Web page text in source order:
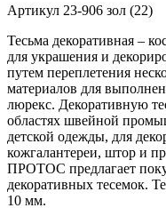
Артикул 23-906 зол (22)
Тесьма декоративная –
для украшения и
путем переплетения
материалов для
люрекс. Декоративную
областях швейной
детской одежды, для
кожгалантереи, штор и
ПРОТОС предлагает
декоративных тесемок.
10 мм.